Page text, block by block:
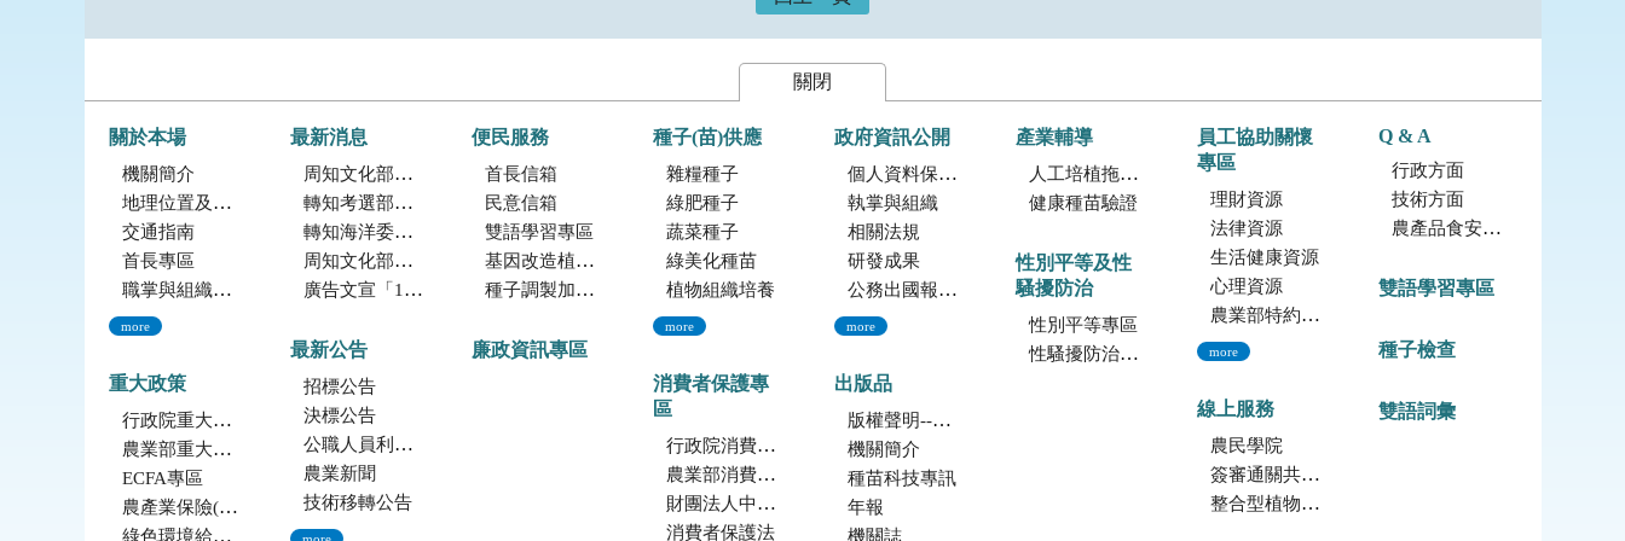
關閉
關於本場
機關簡介
地理位置及農業環境
交通指南
首長專區
職掌與組織編制
more
重大政策
行政院重大政策(連結至行政院)
農業部重大政策(連結至農業部)
ECFA專區
農產業保險(連結至農糧署)
綠色環境給付計畫(連結至農糧署)
最新消息
周知文化部「2027年文化部百大文化基地徵選獎勵簡章」，歡迎踴躍參加。
轉知考選部「115年建築師、技師、大地工程技師（第二階段考試）、 不動產經紀人、記帳士考試」報名訊息
轉知海洋委員會海洋保育署「2026海洋保育創意短影音競賽」活動資訊
周知文化部文化資產局訂於115年9月19日至20日辦理「2026年全國古蹟日活動」
廣告文宣「116年度軍公教員工待遇提升方案」政策圖文說明
最新公告
招標公告
決標公告
公職人員利益衝突迴避法身份揭露專區
農業新聞
技術移轉公告
便民服務
首長信箱
民意信箱
雙語學習專區
基因改造植物委託檢測服務
種子調製加工暨寄倉服務
廉政資訊專區
種子(苗)供應
雜糧種子
綠肥種子
蔬菜種子
綠美化種苗
植物組織培養
more
消費者保護專
區
行政院消費者保護會
農業部消費者保護專區
財團法人中華民國消費者文教基金會
消費者保護法
政府資訊公開
個人資料保護專區
執掌與組織
相關法規
研發成果
公務出國報告資訊網
more
出版品
版權聲明--本網站發表之所有文章，係為學術研究成果，不得引用於產品及食品之標示、宣傳及廣告。若不當引用，應自負法律責任。
機關簡介
種苗科技專訊
年報
機關誌
產業輔導
人工培植拖鞋蘭
健康種苗驗證
性別平等及性
騷擾防治
性別平等專區
性騷擾防治專區
員工協助關懷
專區
理財資源
法律資源
生活健康資源
心理資源
農業部特約員工協助方案諮詢服務
more
線上服務
農民學院
簽審通關共同作業平台
整合型植物種苗檢測服務多元平台
Q & A
行政方面
技術方面
農產品食安專區
雙語學習專區
種子檢查
雙語詞彙